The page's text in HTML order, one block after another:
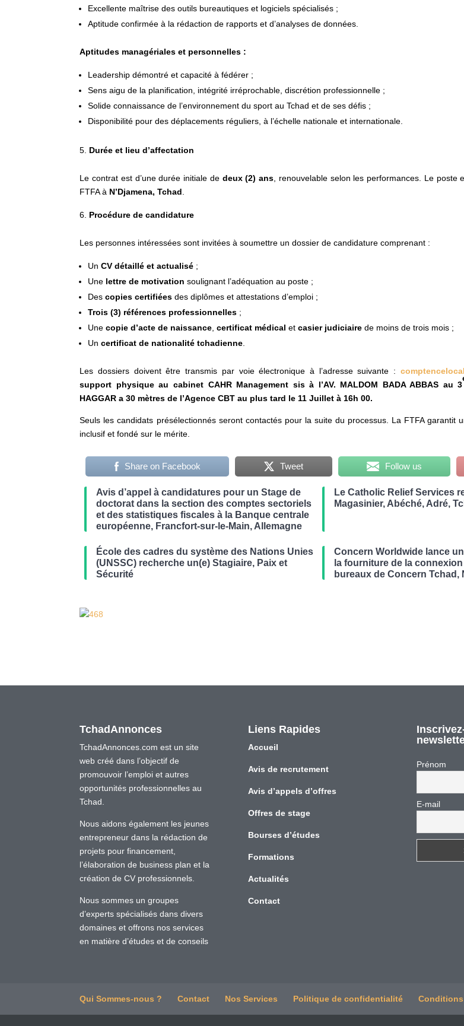
Excellente maîtrise des outils bureautiques et logiciels spécialisés ;
Aptitude confirmée à la rédaction de rapports et d’analyses de données.
Aptitudes managériales et personnelles :
Leadership démontré et capacité à fédérer ;
Sens aigu de la planification, intégrité irréprochable, discrétion professionnelle ;
Solide connaissance de l’environnement du sport au Tchad et de ses défis ;
Disponibilité pour des déplacements réguliers, à l’échelle nationale et internationale.
Durée et lieu d’affectation
Le contrat est d’une durée initiale de deux (2) ans , renouvelable selon les performances. Le poste
FTFA à N’Djamena, Tchad
Procédure de candidature
Les personnes intéressées sont invitées à soumettre un dossier de candidature comprenant :
UnCV détaillé et actualisé ;
Une lettre de motivation soulignant l’adéquation au poste ;
Descopies certifiées des diplômes et attestations d’emploi ;
Trois (3) références professionnelles ;
Unecopie d’acte de naissance ,certificat médical etcasier judiciaire de moins de trois mois ;
Uncertificat de nationalité tchadienne
Les dossiers doivent être transmis par voie électronique à l’adresse suivante :
support physique au cabinet CAHR Management sis à l’AV. MALDOM BADA ABBAS au 3
HAGGAR a 30 mètres de l’Agence CBT au plus tard le 11 Juillet à 16h 00.
Seuls les candidats présélectionnés seront contactés pour la suite du processus. La FTFA garantit
inclusif et fondé sur le mérite.
Share on Facebook Tweet Follow us
Avis d’appel à candidatures pour un Stage de
doctorat dans la section des comptes sectoriels
et des statistiques fiscales à la Banque centrale
européenne, Francfort-sur-le-Main, Allemagne
Le Catholic Relief Services
Magasinier, Abéché, Adré,
École des cadres du système des Nations Unies
(UNSSC) recherche un(e) Stagiaire, Paix et
Sécurité
Concern Worldwide lance
la fourniture de la
bureaux de Concern Tchad,
TchadAnnonces
TchadAnnonces.com est un site
web créé dans l’objectif de
promouvoir l’emploi et autres
opportunités professionnelles au
Tchad.
Nous aidons également les jeunes
entrepreneur dans la rédaction de
projets pour financement,
l’élaboration de business plan et la
création de CV professionnels.
Nous sommes un groupes
d’experts spécialisés dans divers
domaines et offrons nos services
en matière d’études et de conseils
Liens Rapides
Accueil
Avis de recrutement
Avis d’appels d’offres
Offres de stage
Bourses d’études
Formations
Actualités
Contact
Prénom
E-mail
Qui Sommes-nous ? Contact Nos Services Politique de confidentialité